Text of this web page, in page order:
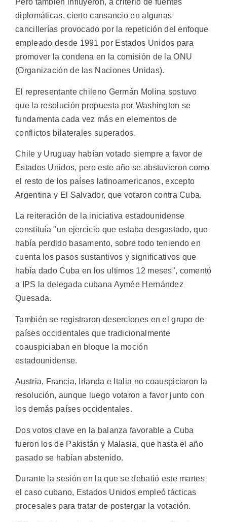
Pero tambien influyeron, a criterio de fuentes
diplomáticas, cierto cansancio en algunas
cancillerías provocado por la repetición del enfoque
empleado desde 1991 por Estados Unidos para
promover la condena en la comisión de la ONU
(Organización de las Naciones Unidas).
El representante chileno Germán Molina sostuvo
que la resolución propuesta por Washington se
fundamenta cada vez más en elementos de
conflictos bilaterales superados.
Chile y Uruguay habían votado siempre a favor de
Estados Unidos, pero este año se abstuvieron como
el resto de los países latinoamericanos, excepto
Argentina y El Salvador, que votaron contra Cuba.
La reiteración de la iniciativa estadounidense
constituía "un ejercicio que estaba desgastado, que
había perdido basamento, sobre todo teniendo en
cuenta los pasos sustantivos y significativos que
había dado Cuba en los ultimos 12 meses", comentó
a IPS la delegada cubana Aymée Hernández
Quesada.
También se registraron deserciones en el grupo de
países occidentales que tradicionalmente
coauspiciaban en bloque la moción
estadounidense.
Austria, Francia, Irlanda e Italia no coauspiciaron la
resolución, aunque luego votaron a favor junto con
los demás países occidentales.
Dos votos clave en la balanza favorable a Cuba
fueron los de Pakistán y Malasia, que hasta el año
pasado se habían abstenido.
Durante la sesión en la que se debatió este martes
el caso cubano, Estados Unidos empleó tácticas
procesales para tratar de postergar la votación.